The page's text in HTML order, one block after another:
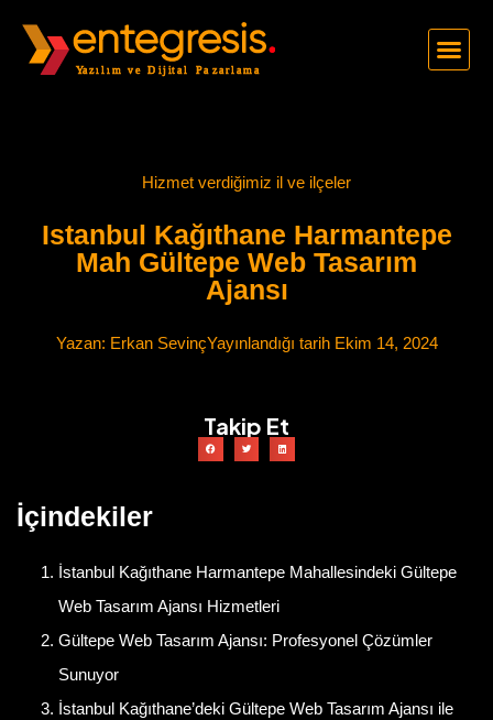
Hizmet verdiğimiz il ve ilçeler
Istanbul Kağıthane Harmantepe
Mah Gültepe Web Tasarım
Ajansı
Yazan: Erkan SevinçYayınlandığı tarihEkim 14, 2024
Takip Et
İçindekiler
İstanbul Kağıthane Harmantepe Mahallesindeki Gültepe
Web Tasarım Ajansı Hizmetleri
Gültepe Web Tasarım Ajansı: Profesyonel Çözümler
Sunuyor
İstanbul Kağıthane’deki Gültepe Web Tasarım Ajansı ile